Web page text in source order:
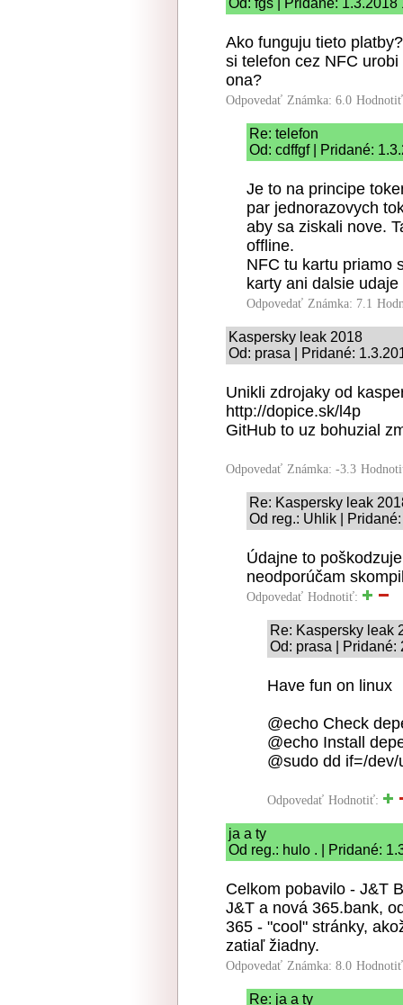
Od: fgs | Pridané: 1.3.2018
Ako funguju tieto
si telefon cez NFC
ona?
Odpovedať Známka: 6.0
Re: telefon
Od: cdffgf | Pridané:
Je to na principe
par jednorazovych
aby sa ziskali nove.
offline.
NFC tu kartu priamo
karty ani dalsie
Odpovedať Známka: 7.1
Kaspersky leak 2018
Od: prasa | Pridané:
Unikli zdrojaky od
http://dopice.sk/l4p
GitHub to uz bohuzial
Odpovedať Známka: -3.3
Re: Kaspersky leak
Od reg.: Uhlik |
Údajne to
neodporúčam
Odpovedať Hodnotiť:
Re: Kaspersky leak
Od: prasa | Pridané:
Have fun on linux
@echo Check
@echo Install
@sudo dd if=/
Odpovedať Hodnotiť:
ja a ty
Od reg.: hulo . | Pridané:
Celkom pobavilo - J&T
J&T a nová 365.bank,
365 - "cool" stránky,
zatiaľ žiadny.
Odpovedať Známka: 8.0
Re: ja a ty